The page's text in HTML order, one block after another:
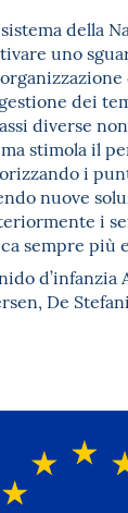
della
uno
dei
diverse
stimola il
i
nuove
i
sempre più
d’infanzia
De